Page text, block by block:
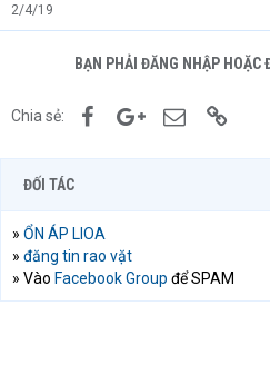
2/4/19
BẠN PHẢI ĐĂNG NHẬP HOẶC
Chia sẻ: FacebookGoogle+Email
ĐỐI TÁC
» ỔN ÁP LIOA
» đăng tin rao vặt
» Vào Facebook Group để SPAM